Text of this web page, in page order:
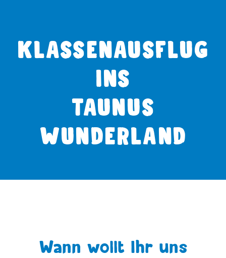
KLASSENAUSFLUG
INS
TAUNUS
WUNDERLAND
Wann wollt Ihr uns